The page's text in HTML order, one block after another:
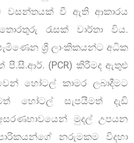
වසන්තයක් වී ඇති ආකාරය
රැසක් වාර්තා විය.
ශ්‍රී ලාංකිකයන්ට අධික
(PCR) කිරීමද ඇතුළු
හෝටල් කාමර ලබාදීමට
හෝටල් සැපයීමත් දැඩි
මුදල් උපයන
නරුමකම විදහා